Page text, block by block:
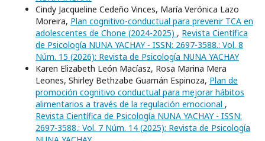
Cindy Jacqueline Cedeño Vinces, María Verónica Lazo
Moreira, Plan cognitivo-conductual para prevenir TCA en
adolescentes de Chone (2024-2025) , Revista Científica
de Psicología NUNA YACHAY - ISSN: 2697-3588.: Vol. 8
Núm. 15 (2026): Revista de Psicología NUNA YACHAY
Karen Elizabeth León Macíasz, Rosa Marina Mera
Leones, Shirley Bethzabe Guamán Espinoza, Plan de
promoción cognitivo conductual para mejorar hábitos
alimentarios a través de la regulación emocional ,
Revista Científica de Psicología NUNA YACHAY - ISSN:
2697-3588.: Vol. 7 Núm. 14 (2025): Revista de Psicología